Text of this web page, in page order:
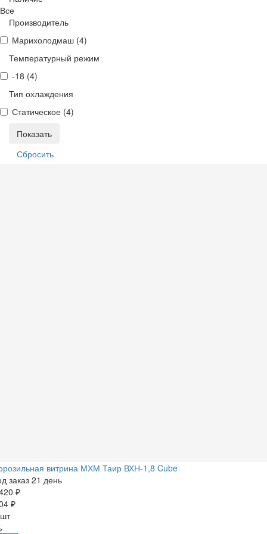
Все
Производитель
Марихолодмаш (4)
Температурный режим
-18 (4)
Тип охлаждения
Статическое (4)
витрина МХМ Таир ВХН-1,8 Cube
заказ 21 день
₽
₽